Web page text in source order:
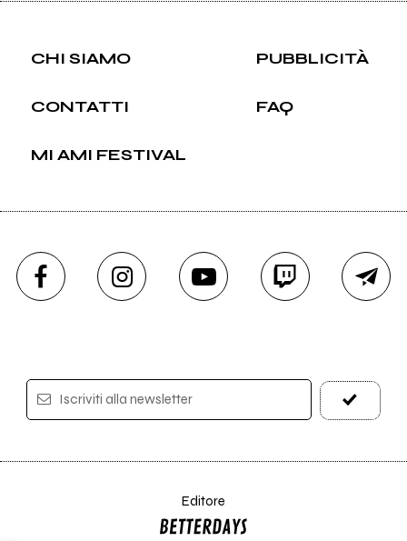
CHI SIAMO PUBBLICITÀ
CONTATTI FAQ
MI AMI FESTIVAL
Iscriviti alla newsletter
Editore